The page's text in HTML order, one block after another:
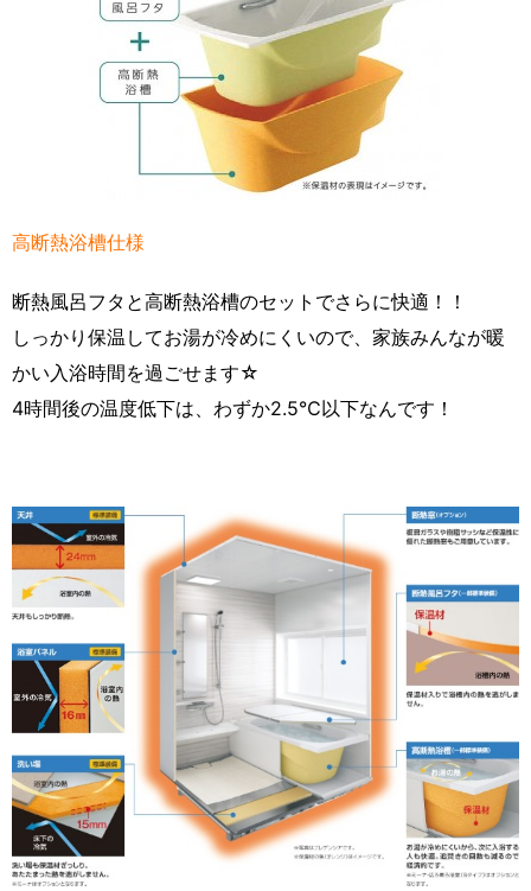
高断熱浴槽仕様
断熱風呂フタと高断熱浴槽のセットでさらに快適！！
しっかり保温してお湯が冷めにくいので、家族みんなが暖
かい入浴時間を過ごせます☆
4時間後の温度低下は、わずか2.5℃以下なんです！